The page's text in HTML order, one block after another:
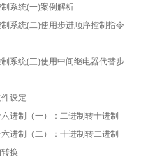
系统(一)案例解析
系统(二)使用步进顺序控制指令
系统(三)使用中间继电器代替步
设定
进制（一）：二进制转十进制
进制（二）：十进制转二进制
换